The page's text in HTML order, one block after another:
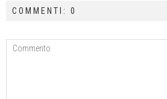
COMMENTI: 0